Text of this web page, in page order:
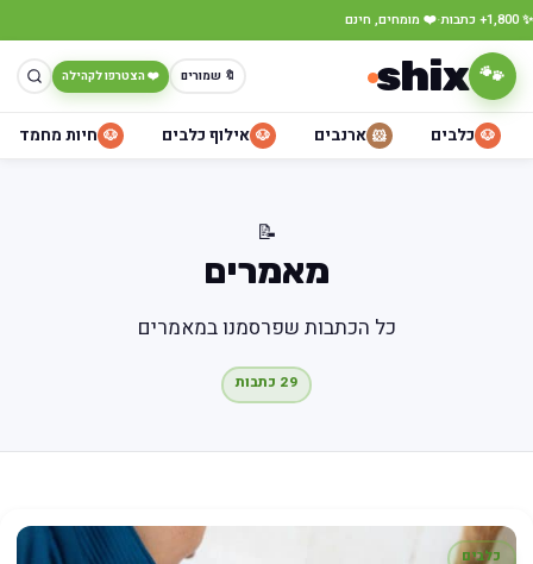
✨ 1,800+ כתבות ·❤️ מומחים, חינם
🐾
shix 🔖 שמורים ❤️ הצטרפו לקהילה
🐶 כלבים 🐹 ארנבים 🐶 אילוף כלבים 🐶 חיות מחמד
📝
מאמרים
כל הכתבות שפרסמנו במאמרים
29 כתבות
כלבים